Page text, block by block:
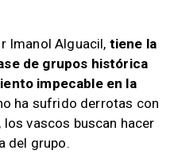
Imanol Alguacil, tiene la
de grupos histórica
impecable en la
ha sufrido derrotas con
vascos buscan hacer
del grupo.